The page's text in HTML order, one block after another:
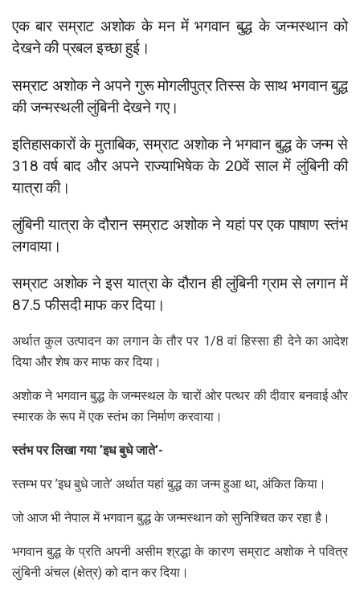
एक बार सम्राट अशोक के मन में भगवान बुद्ध के जन्मस्थान को
देखने की प्रबल इच्छा हुई।
सम्राट अशोक ने अपने गुरू मोगलीपुत्र तिस्स के साथ भगवान बुद्ध
की जन्मस्थली लुंबिनी देखने गए।
इतिहासकारों के मुताबिक, सम्राट अशोक ने भगवान बुद्ध के जन्म से
318 वर्ष बाद और अपने राज्याभिषेक के 20वें साल में लुंबिनी की
यात्रा की।
लुंबिनी यात्रा के दौरान सम्राट अशोक ने यहां पर एक पाषाण स्तंभ
लगवाया।
सम्राट अशोक ने इस यात्रा के दौरान ही लुंबिनी ग्राम से लगान में
87.5 फीसदी माफ कर दिया।
अर्थात कुल उत्पादन का लगान के तौर पर 1/8 वां हिस्सा ही देने का आदेश
दिया और शेष कर माफ कर दिया।
अशोक ने भगवान बुद्ध के जन्मस्थल के चारों ओर पत्थर की दीवार बनवाई और
स्मारक के रूप में एक स्तंभ का निर्माण करवाया।
स्तंभ पर लिखा गया ’इध बुधे जाते’-
स्तम्भ पर ’इध बुधे जाते’ अर्थात यहां बुद्ध का जन्म हुआ था, अंकित किया।
जो आज भी नेपाल में भगवान बुद्ध के जन्मस्थान को सुनिश्चित कर रहा है।
भगवान बुद्ध के प्रति अपनी असीम श्रद्धा के कारण सम्राट अशोक ने पवित्र
लुंबिनी अंचल (क्षेत्र) को दान कर दिया।